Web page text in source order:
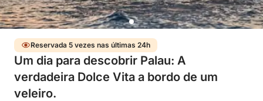
Reservada 5 vezes nas últimas 24h
Um dia para descobrir Palau: A
verdadeira Dolce Vita a bordo de um
veleiro.